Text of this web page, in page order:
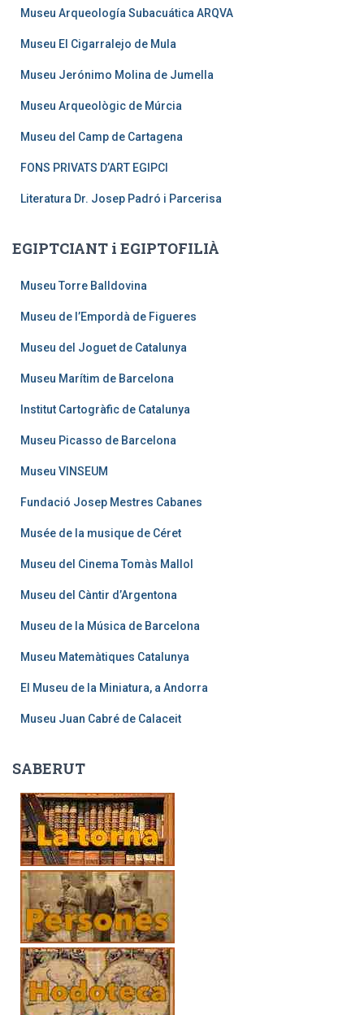
Museu Arqueología Subacuática ARQVA
Museu El Cigarralejo de Mula
Museu Jerónimo Molina de Jumella
Museu Arqueològic de Múrcia
Museu del Camp de Cartagena
FONS PRIVATS D’ART EGIPCI
Literatura Dr. Josep Padró i Parcerisa
EGIPTCIANT i EGIPTOFILIÀ
Museu Torre Balldovina
Museu de l’Empordà de Figueres
Museu del Joguet de Catalunya
Museu Marítim de Barcelona
Institut Cartogràfic de Catalunya
Museu Picasso de Barcelona
Museu VINSEUM
Fundació Josep Mestres Cabanes
Musée de la musique de Céret
Museu del Cinema Tomàs Mallol
Museu del Càntir d’Argentona
Museu de la Música de Barcelona
Museu Matemàtiques Catalunya
El Museu de la Miniatura, a Andorra
Museu Juan Cabré de Calaceit
SABERUT